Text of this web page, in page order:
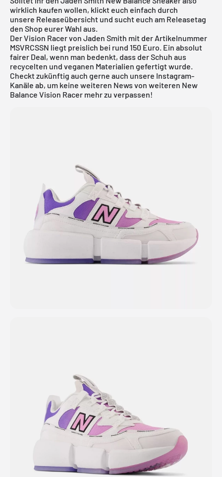
wirklich kaufen wollen, klickt euch einfach durch
unsere Releaseübersicht und sucht euch am Releasetag
den Shop eurer Wahl aus.
Der Vision Racer von Jaden Smith mit der Artikelnummer
MSVRCSSN liegt preislich bei rund 150 Euro. Ein absolut
fairer Deal, wenn man bedenkt, dass der Schuh aus
recycelten und veganen Materialien gefertigt wurde.
Checkt zukünftig auch gerne auch unsere Instagram-
Kanäle ab, um keine weiteren News von weiteren New
Balance Vision Racer mehr zu verpassen!